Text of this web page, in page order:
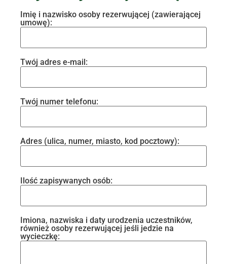
Imię i nazwisko osoby rezerwującej (zawierającej
umowę):
Twój adres e-mail:
Twój numer telefonu:
Adres (ulica, numer, miasto, kod pocztowy):
Ilość zapisywanych osób:
Imiona, nazwiska i daty urodzenia uczestników,
również osoby rezerwującej jeśli jedzie na
wycieczkę: